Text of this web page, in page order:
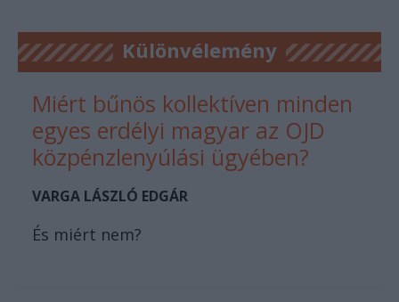
Különvélemény
Miért bűnös kollektíven minden
egyes erdélyi magyar az OJD
közpénzlenyúlási ügyében?
VARGA LÁSZLÓ EDGÁR
És miért nem?